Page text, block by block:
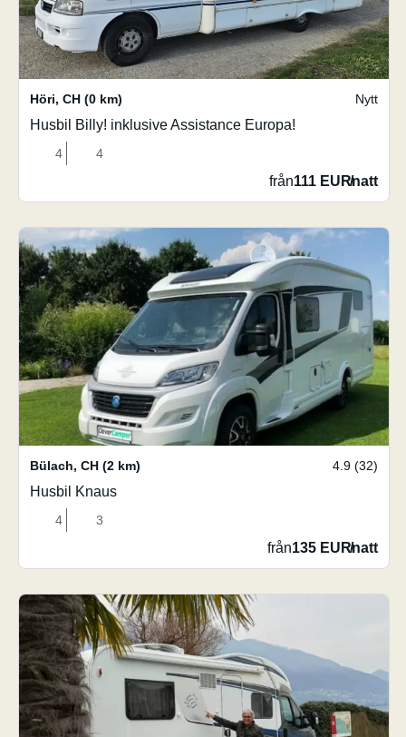
Höri, CH (0 km) Nytt
Husbil Billy! inklusive Assistance Europa!
4 4
från111 EUR/natt
Bülach, CH (2 km) 4.9 (32)
Husbil Knaus
4 3
från135 EUR/natt